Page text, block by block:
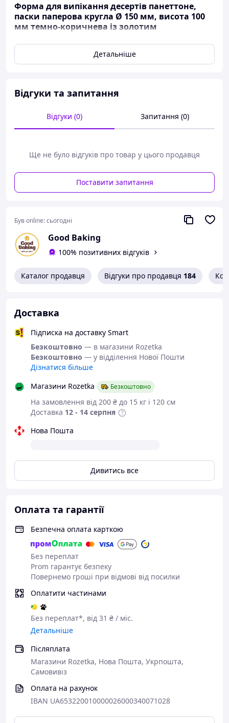
Форма для випікання десертів панеттоне,
паски паперова кругла Ø 150 мм, висота 100
мм темно-коричнева із золотим
Форми виготовлені з міцного хвилястого паперу, що
забезпечує стійкість, рівномірне пропікання та
зручність у використанні.
випікання простішим і гігієнічнішим. Завдяки
декоративному дизайну форми підходять не тільки для
випікання, а й для подачі готового виробу.
Переваги:
пропікання.
використовувати форму для подачі.
Чи потрібно змащувати форми перед
Як працює перфороване дно?
Вона покращує циркуляцію повітря,
забезпечуючи рівномірне пропікання тіста.
Чи можна використовувати форми для
іншої випічки?
Так, вони підходять для кексів та інших
здобних виробів.
Форми для панеттоне - це поєднання практичності,
естетики та зручності в одному рішенні.
Детальніше
Відгуки та запитання
Відгуки (0) Запитання (0)
Ще не було відгуків про товар у цього продавця
Поставити запитання
Був online:сьогодні
Good Baking
100% позитивних відгуків
Каталог продавця Відгуки про продавця 184
Доставка
Підписка на доставку Smart
Безкоштовно — в магазини Rozetka
Безкоштовно — у відділення Нової Пошти
Дізнатися більше
Магазини Rozetka
Безкоштовно
На замовлення від 200 ₴ до 15 кг і 120 см
Доставка 12 - 14 серпня
Нова Пошта
Дивитись все
Оплата та гарантії
Безпечна оплата карткою
Без переплат
Prom гарантує безпеку
Повернемо гроші при відмові від посилки
Оплатити частинами
Без переплат*, від 31 ₴ / міс.
Детальніше
Післяплата
Магазини Rozetka, Нова Пошта, Укрпошта,
Самовивіз
Оплата на рахунок
IBAN UA653220010000026000340071028